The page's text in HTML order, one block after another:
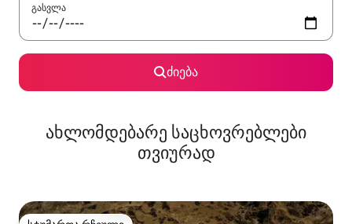
გასვლა
ძიება
ახლომდებარე საცხოვრებლები
თვიურად